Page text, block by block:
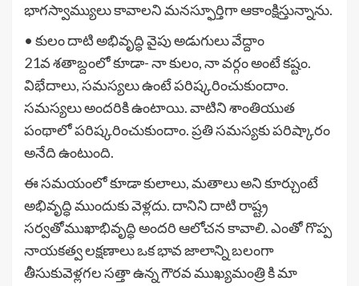
భాగస్వామ్యులు కావాలని మనస్ఫూర్తిగా ఆకాంక్షిస్తున్నాను.
• కులం దాటి అభివృద్ధి వైపు అడుగులు వేద్దాం
21వ శతాబ్దంలో కూడా- నా కులం, నా వర్గం అంటే కష్టం.
విభేదాలు, సమస్యలు ఉంటే పరిష్కరించుకుందాం.
సమస్యలు అందరికి ఉంటాయి. వాటిని శాంతియుత
పంథాలో పరిష్కరించుకుందాం. ప్రతి సమస్యకు పరిష్కారం
అనేది ఉంటుంది.
ఈ సమయంలో కూడా కులాలు, మతాలు అని కూర్చుంటే
అభివృద్ధి ముందుకు వెళ్లదు. దానిని దాటి రాష్ట్ర
సర్వతోముఖాభివృద్ధి అందరి ఆలోచన కావాలి. ఎంతో గొప్ప
నాయకత్వ లక్షణాలు ఒక భావ జాలాన్ని బలంగా
తీసుకువెళ్లగల సత్తా ఉన్న గౌరవ ముఖ్యమంత్రి కి మా